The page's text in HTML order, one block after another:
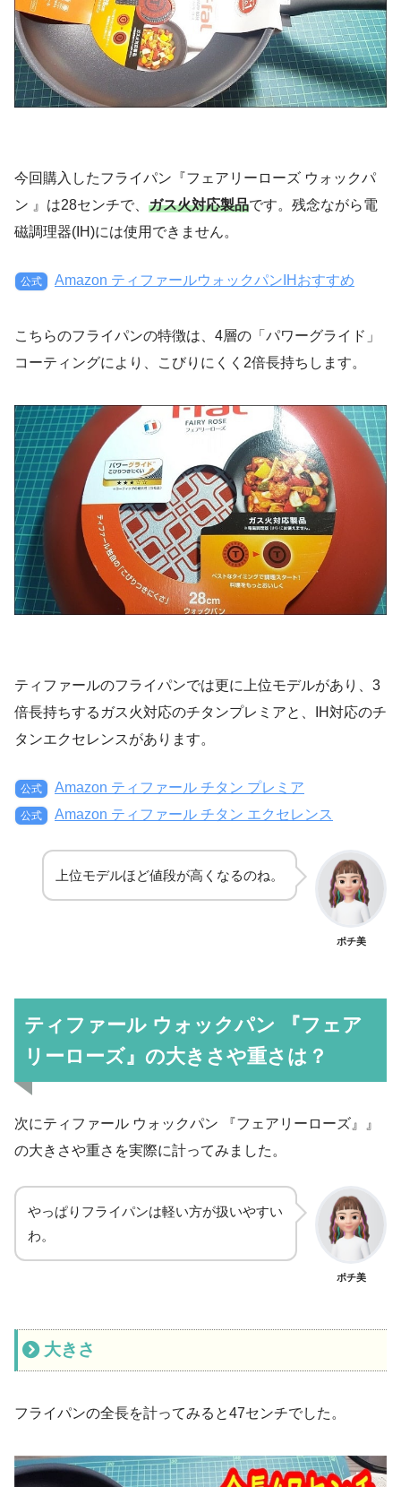
今回購入したフライパン『フェアリーローズ ウォックパ
ン 』は28センチで、 ガス火対応製品です。残念ながら電
磁調理器(IH)には使用できません。
公式 Amazon ティファールウォックパンIHおすすめ
こちらのフライパンの特徴は、4層の「パワーグライド」
コーティングにより、こびりにくく2倍長持ちします。
ティファールのフライパンでは更に上位モデルがあり、3
倍長持ちするガス火対応のチタンプレミアと、IH対応のチ
タンエクセレンスがあります。
公式 Amazon ティファール チタン プレミア
公式 Amazon ティファール チタン エクセレンス
上位モデルほど値段が高くなるのね。
ポチ美
ティファール ウォックパン 『フェア
リーローズ』の大きさや重さは？
次にティファール ウォックパン 『フェアリーローズ』』
の大きさや重さを実際に計ってみました。
やっぱりフライパンは軽い方が扱いやすい
わ。
ポチ美
大きさ
フライパンの全長を計ってみると47センチでした。